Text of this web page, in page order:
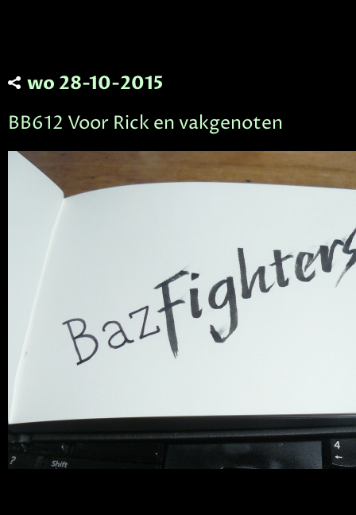
wo 28-10-2015
BB612 Voor Rick en vakgenoten